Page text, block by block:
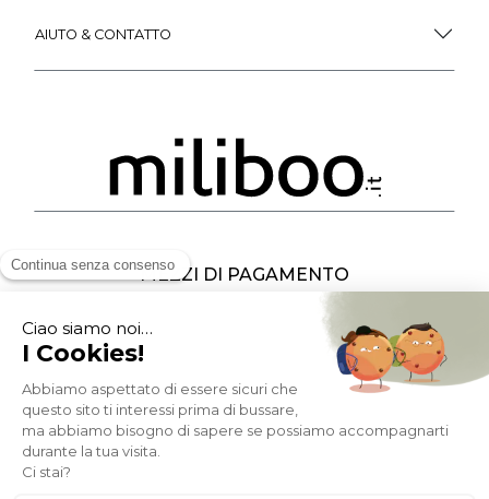
AIUTO & CONTATTO
MEZZI DI PAGAMENTO
SOCIAL NETWORK